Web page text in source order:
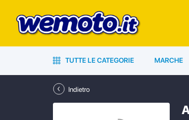
TUTTE LE CATEGORIE MARCHE
Indietro